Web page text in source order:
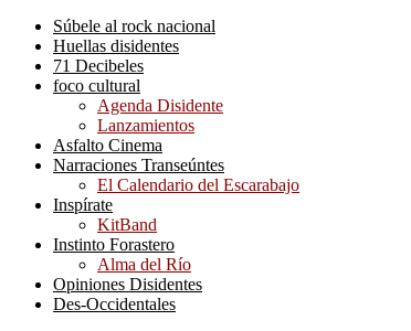
Súbele al rock nacional
Huellas disidentes
71 Decibeles
foco cultural
Agenda Disidente
Lanzamientos
Asfalto Cinema
Narraciones Transeúntes
El Calendario del Escarabajo
Inspírate
KitBand
Instinto Forastero
Alma del Río
Opiniones Disidentes
Des-Occidentales